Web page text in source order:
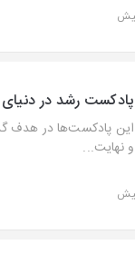
پادکست رشد در
این پادکست‌ها در هدف
و نهایت...